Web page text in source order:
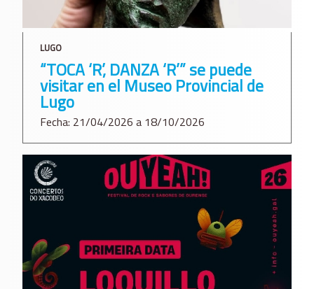
LUGO
“TOCA ‘R’, DANZA ‘R’” se puede
visitar en el Museo Provincial de
Lugo
Fecha: 21/04/2026 a 18/10/2026